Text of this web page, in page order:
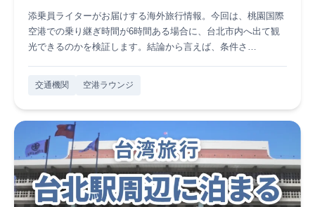
添乗員ライターがお届けする海外旅行情報。今回は、桃園国際
空港での乗り継ぎ時間が6時間ある場合に、台北市内へ出て観
光できるのかを検証します。結論から言えば、条件さ…
交通機関 空港ラウンジ